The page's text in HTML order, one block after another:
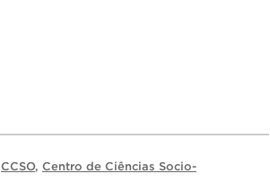
CCSO, Centro de Ciências Socio-